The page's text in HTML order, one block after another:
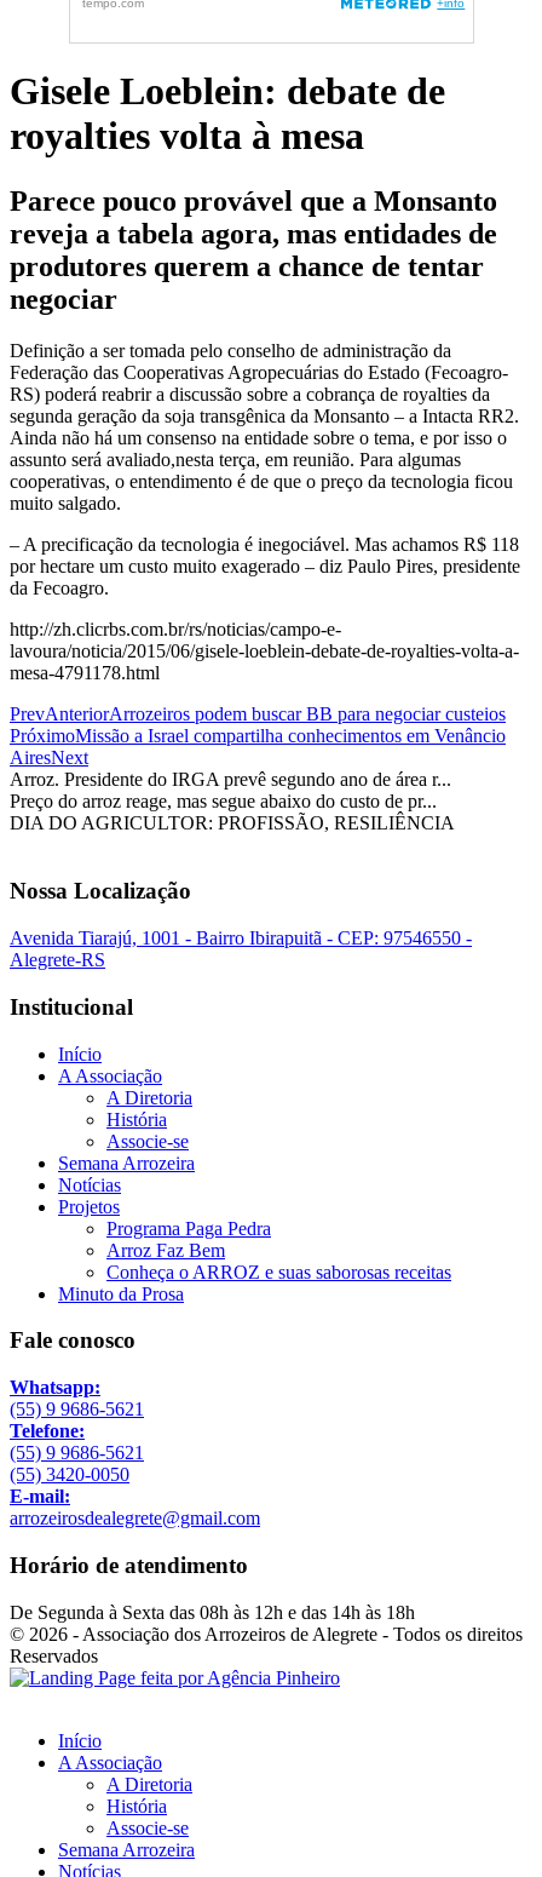
Gisele Loeblein: debate de
royalties volta à mesa
Parece pouco provável que a Monsanto
reveja a tabela agora, mas entidades de
produtores querem a chance de tentar
negociar
Definição a ser tomada pelo conselho de administração da
Federação das Cooperativas Agropecuárias do Estado (Fecoagro-
RS) poderá reabrir a discussão sobre a cobrança de royalties da
segunda geração da soja transgênica da Monsanto – a Intacta RR2.
Ainda não há um consenso na entidade sobre o tema, e por isso o
assunto será avaliado,nesta terça, em reunião. Para algumas
cooperativas, o entendimento é de que o preço da tecnologia ficou
muito salgado.
– A precificação da tecnologia é inegociável. Mas achamos R$ 118
por hectare um custo muito exagerado – diz Paulo Pires, presidente
da Fecoagro.
http://zh.clicrbs.com.br/rs/noticias/campo-e-
lavoura/noticia/2015/06/gisele-loeblein-debate-de-royalties-volta-a-
mesa-4791178.html
PrevAnteriorArrozeiros podem buscar BB para negociar custeios
PróximoMissão a Israel compartilha conhecimentos em Venâncio
AiresNext
Arroz. Presidente do IRGA prevê segundo ano de área r...
Preço do arroz reage, mas segue abaixo do custo de pr...
DIA DO AGRICULTOR: PROFISSÃO, RESILIÊNCIA
Nossa Localização
Avenida Tiarajú, 1001 - Bairro Ibirapuitã - CEP: 97546550 -
Alegrete-RS
Institucional
Início
A Associação
A Diretoria
História
Associe-se
Semana Arrozeira
Notícias
Projetos
Programa Paga Pedra
Arroz Faz Bem
Conheça o ARROZ e suas saborosas receitas
Minuto da Prosa
Fale conosco
Whatsapp:
(55) 9 9686-5621
Telefone:
(55) 9 9686-5621
(55) 3420-0050
E-mail:
arrozeirosdealegrete@gmail.com
Horário de atendimento
De Segunda à Sexta das 08h às 12h e das 14h às 18h
© 2026 - Associação dos Arrozeiros de Alegrete - Todos os direitos
Reservados
Início
A Associação
A Diretoria
História
Associe-se
Semana Arrozeira
Notícias